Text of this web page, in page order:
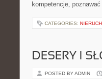
kompetencje,
CATEGORIES:
DESERY I
POSTED BY ADMIN